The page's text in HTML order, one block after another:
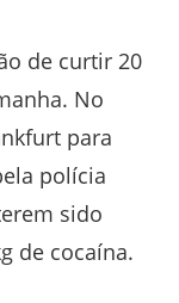
de curtir 20
No
para
polícia
sido
de cocaína.